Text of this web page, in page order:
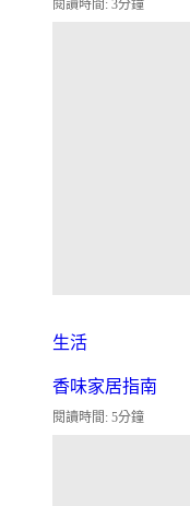
閱讀時間: 3分鐘
生活
香味家居指南
閱讀時間: 5分鐘